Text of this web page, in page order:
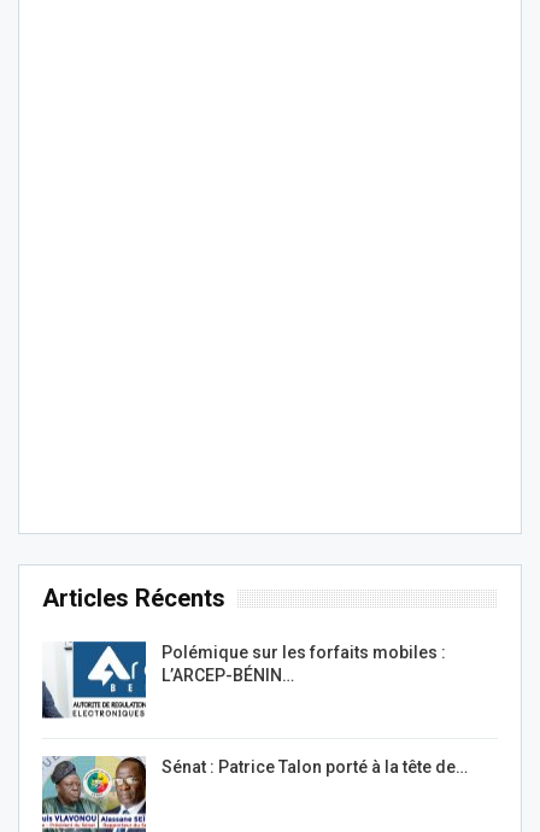
Articles Récents
Polémique sur les forfaits mobiles :
L’ARCEP-BÉNIN…
Sénat : Patrice Talon porté à la tête de…